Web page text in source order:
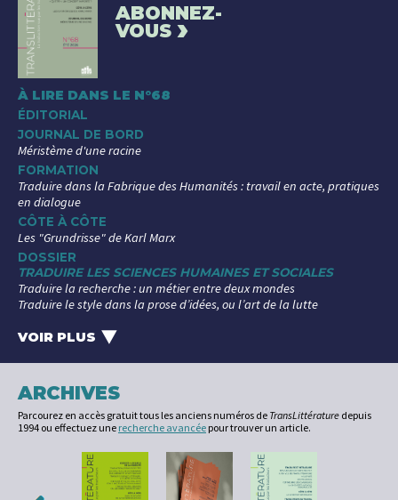
ABONNEZ-
VOUS ›
À LIRE DANS LE N°68
ÉDITORIAL
JOURNAL DE BORD
Méristème d'une racine
FORMATION
Traduire dans la Fabrique des Humanités : travail en acte, pratiques
en dialogue
CÔTE À CÔTE
Les "Grundrisse" de Karl Marx
DOSSIER
TRADUIRE LES SCIENCES HUMAINES ET SOCIALES
Traduire la recherche : un métier entre deux mondes
Traduire le style dans la prose d’idées, ou l’art de la lutte
renouveau
Bloch
Les traductions coréennes de « queer » : un concept importé ?
Un cas d’école ? Politiques de la traduction automatique en sciences
humaines et sociales
En français au pluriel
Les sciences humaines et sociales dans "l'Histoire des traductions en
langue française"
Ce que les langues font aux idées
VOIR PLUS‣
ARCHIVES
Parcourez en accès gratuit tous les anciens numéros de TransLittérature depuis
1994 ou effectuez une recherche avancée pour trouver un article.